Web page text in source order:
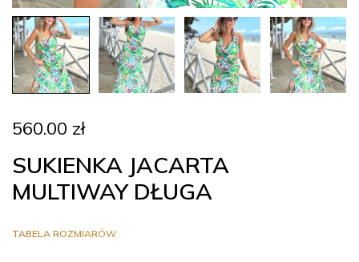
560.00 zł
SUKIENKA JACARTA
MULTIWAY DŁUGA
TABELA ROZMIARÓW